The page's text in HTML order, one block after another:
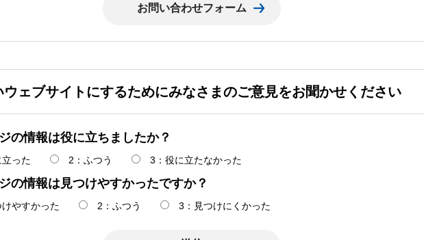
ウェブサイトにするためにみなさまのご意見をお聞かせください
の情報は役に立ちましたか？
った 2：ふつう 3：役に立たなかった
の情報は見つけやすかったですか？
やすかった 2：ふつう 3：見つけにくかった